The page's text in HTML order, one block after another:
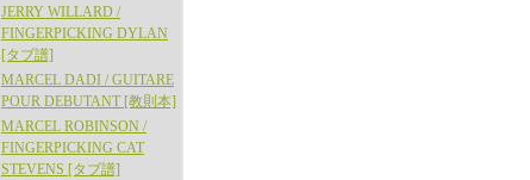
JERRY WILLARD /
FINGERPICKING DYLAN
[タブ譜]
MARCEL DADI / GUITARE
POUR DEBUTANT [教則本]
MARCEL ROBINSON /
FINGERPICKING CAT
STEVENS [タブ譜]